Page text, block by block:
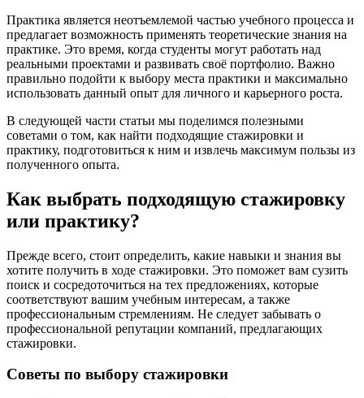
Практика является неотъемлемой частью учебного процесса и
предлагает возможность применять теоретические знания на
практике. Это время, когда студенты могут работать над
реальными проектами и развивать своё портфолио. Важно
правильно подойти к выбору места практики и максимально
использовать данный опыт для личного и карьерного роста.
В следующей части статьи мы поделимся полезными
советами о том, как найти подходящие стажировки и
практику, подготовиться к ним и извлечь максимум пользы из
полученного опыта.
Как выбрать подходящую стажировку
или практику?
Прежде всего, стоит определить, какие навыки и знания вы
хотите получить в ходе стажировки. Это поможет вам сузить
поиск и сосредоточиться на тех предложениях, которые
соответствуют вашим учебным интересам, а также
профессиональным стремлениям. Не следует забывать о
профессиональной репутации компаний, предлагающих
стажировки.
Советы по выбору стажировки